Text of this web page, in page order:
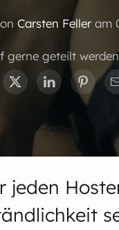
Carsten Feller am
gerne geteilt werden
jeden